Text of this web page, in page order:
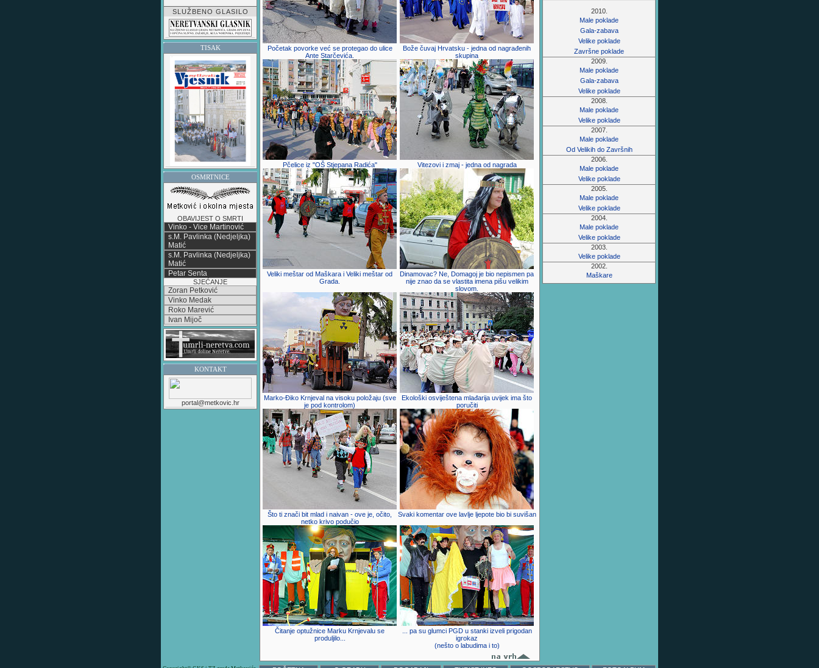
SLUŽBENO GLASILO
TISAK
OSMRTNICE
OBAVIJEST O SMRTI
Vinko - Vice Martinović
s.M. Pavlinka (Nedjeljka)
Matić
s.M. Pavlinka (Nedjeljka)
Matić
Petar Senta
SJEĆANJE
Zoran Petković
Vinko Medak
Roko Marević
Ivan Mijoč
KONTAKT
portal@metkovic.hr
Početak povorke već se protegao do ulice
Ante Starčevića.
Bože čuvaj Hrvatsku - jedna od nagrađenih
skupina
Pčelice iz "OŠ Stjepana Radića" Vitezovi i zmaj - jedna od nagrada
Veliki meštar od Maškara i Veliki meštar od
Grada.
Dinamovac? Ne, Domagoj je bio nepismen pa
nije znao da se vlastita imena pišu velikim
slovom.
Marko-Điko Krnjeval na visoku položaju (sve
je pod kontrolom)
Ekološki osviještena mlađarija uvijek ima što
poručiti
Što ti znači bit mlad i naivan - ove je, očito,
netko krivo podučio
Svaki komentar ove lavlje ljepote bio bi suvišan
Čitanje optužnice Marku Krnjevalu se
produljilo...
... pa su glumci PGD u stanki izveli prigodan
igrokaz
(nešto o labudima i to)
2010.
Male poklade
Gala-zabava
Velike poklade
Završne poklade
2009.
Male poklade
Gala-zabava
Velike poklade
2008.
Male poklade
Velike poklade
2007.
Male poklade
Od Velikih do Završnih
2006.
Male poklade
Velike poklade
2005.
Male poklade
Velike poklade
2004.
Male poklade
Velike poklade
2003.
Velike poklade
2002.
Maškare